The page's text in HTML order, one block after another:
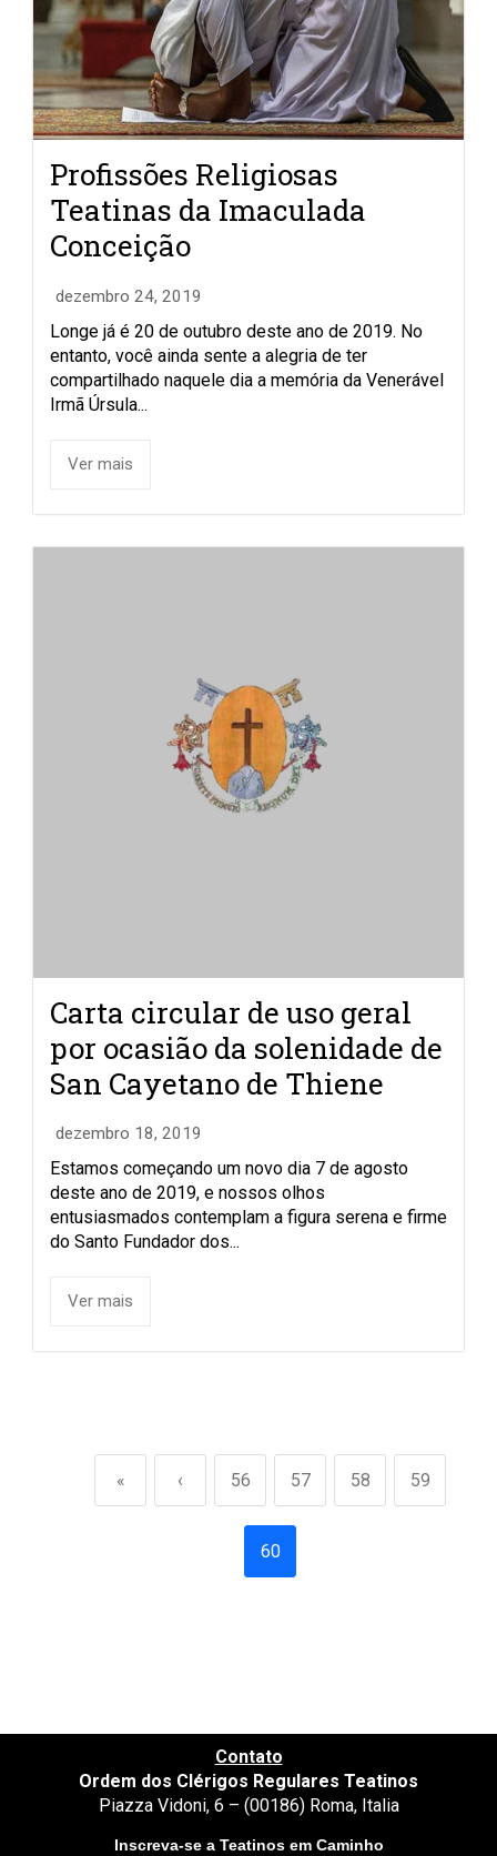
Profissões Religiosas
Teatinas da Imaculada
Conceição
dezembro 24, 2019
Longe já é 20 de outubro deste ano de 2019. No
entanto, você ainda sente a alegria de ter
compartilhado naquele dia a memória da Venerável
Irmã Úrsula...
Ver mais
Carta circular de uso geral
por ocasião da solenidade de
San Cayetano de Thiene
dezembro 18, 2019
Estamos começando um novo dia 7 de agosto
deste ano de 2019, e nossos olhos
entusiasmados contemplam a figura serena e firme
do Santo Fundador dos...
Ver mais
« ‹ 56 57 58 59
60
Contato
Ordem dos Clérigos Regulares Teatinos
Piazza Vidoni, 6 – (00186) Roma, Italia
Inscreva-se a Teatinos em Caminho